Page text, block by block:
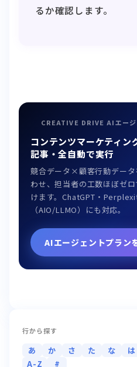
るか確認します。
CREATIVE DRIVE AIエージ
コンテンツマーケティ
記事・全自動で実行
競合データ×顧客行動デー
わせ、担当者の工数ほぼゼ
けます。ChatGPT・
（AIO/LLMO）にも対応。
AIエージェントプラン
行から探す
あ か さ た な は
A-Z
#